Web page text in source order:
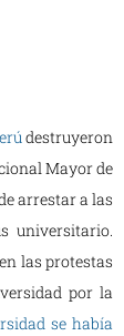
destruyeron
Mayor de
arrestar a las
universitario.
las protestas
por la
se había